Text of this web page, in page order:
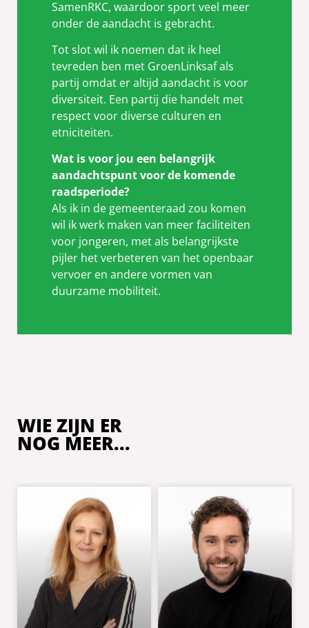
SamenRKC, waardoor sport veel meer
onder de aandacht is gebracht.
Tot slot wil ik noemen dat ik heel
tevreden ben met GroenLinksaf als
partij omdat er altijd aandacht is voor
diversiteit. Een partij die handelt met
respect voor diverse culturen en
etniciteiten.
Wat is voor jou een belangrijk
aandachtspunt voor de komende
raadsperiode?
Als ik in de gemeenteraad zou komen
wil ik werk maken van meer faciliteiten
voor jongeren, met als belangrijkste
pijler het verbeteren van het openbaar
vervoer en andere vormen van
duurzame mobiliteit.
WIE ZIJN ER
NOG MEER...